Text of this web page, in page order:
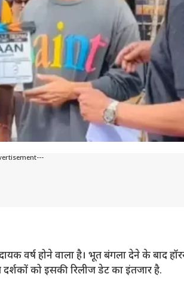
वर्ष होने वाला है। भूत बंगला देने के बाद
को इसकी रिलीज डेट का इंतजार है.